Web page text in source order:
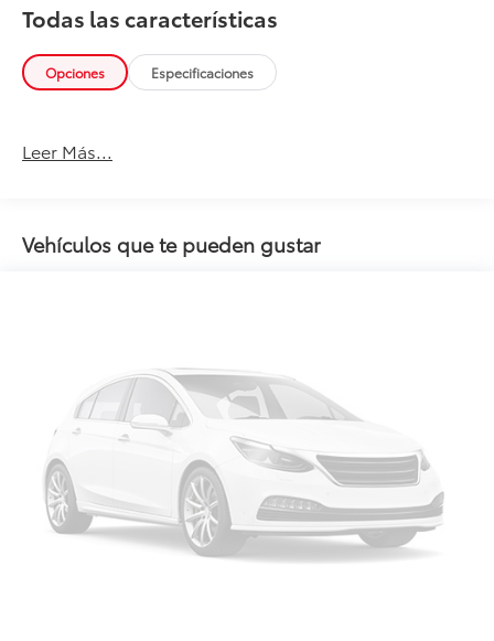
Todas las características
Opciones Especificaciones
Leer Más...
Vehículos que te pueden gustar